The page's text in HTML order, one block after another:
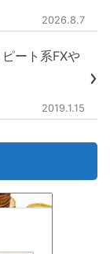
2026.8.7
ピート系FXや
2019.1.15